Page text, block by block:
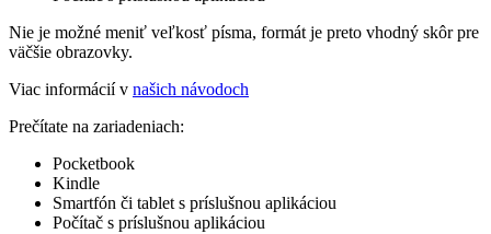
Nie je možné meniť veľkosť písma, formát je preto vhodný skôr pre
väčšie obrazovky.
Viac informácií v našich návodoch
Prečítate na zariadeniach:
Pocketbook
Kindle
Smartfón či tablet s príslušnou aplikáciou
Počítač s príslušnou aplikáciou